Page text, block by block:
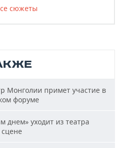
сюжеты
Монголии примет участие в
форуме
днем» уходит из театра